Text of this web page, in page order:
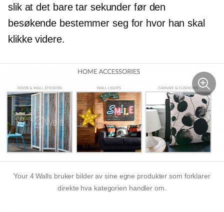
slik at det bare tar sekunder før den
besøkende bestemmer seg for hvor han skal
klikke videre.
Your 4 Walls bruker bilder av sine egne produkter som forklarer
direkte hva kategorien handler om.